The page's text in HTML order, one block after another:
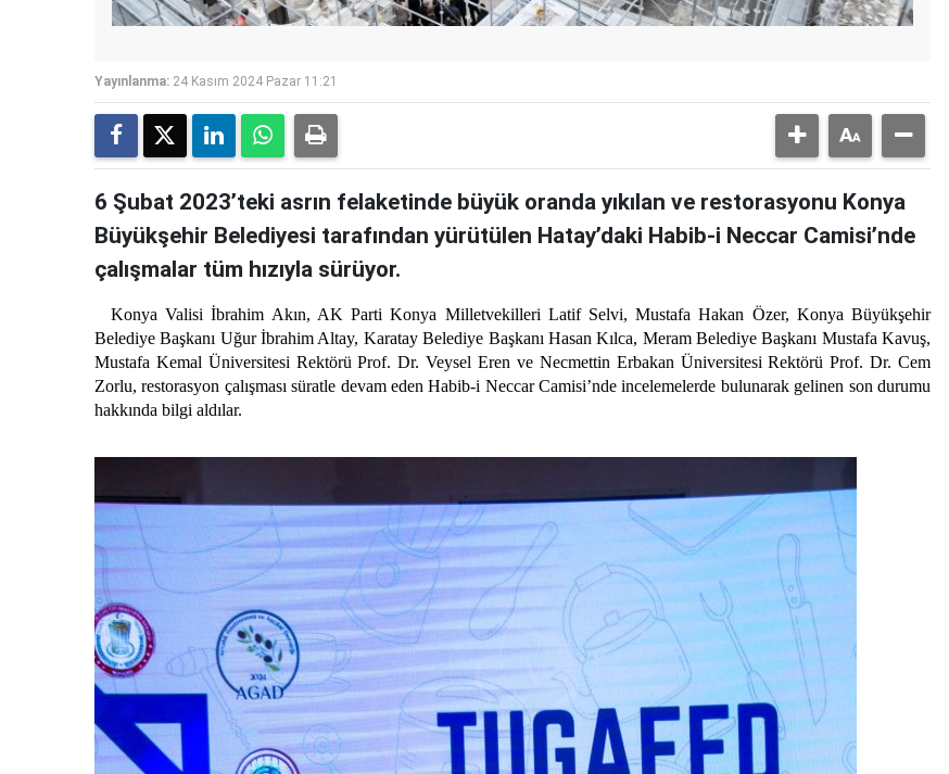
Yayınlanma: 24 Kasım 2024 Pazar 11:21
6 Şubat 2023’teki asrın felaketinde büyük oranda yıkılan ve restorasyonu Konya
Büyükşehir Belediyesi tarafından yürütülen Hatay’daki Habib-i Neccar Camisi’nde
çalışmalar tüm hızıyla sürüyor.
Konya Valisi İbrahim Akın, AK Parti Konya Milletvekilleri Latif Selvi, Mustafa Hakan Özer, Konya Büyükşehir
Belediye Başkanı Uğur İbrahim Altay, Karatay Belediye Başkanı Hasan Kılca, Meram Belediye Başkanı Mustafa Kavuş,
Mustafa Kemal Üniversitesi Rektörü Prof. Dr. Veysel Eren ve Necmettin Erbakan Üniversitesi Rektörü Prof. Dr. Cem
Zorlu, restorasyon çalışması süratle devam eden Habib-i Neccar Camisi’nde incelemelerde bulunarak gelinen son durumu
hakkında bilgi aldılar.